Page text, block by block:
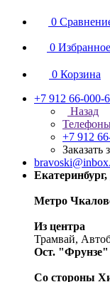
0
0 Избранное
0 Корзина
+7 912 66-000-
Назад
+7 912
Заказать
Метро
Из центра
Трамвай,
Ост. "Фрунзе"
Со стороны